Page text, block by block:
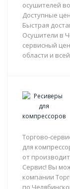
осушителей
Доступные
Быстрая
Осушители в
сервисный
области и
Торгово-
для
от
Сервис! Вы
компании
по